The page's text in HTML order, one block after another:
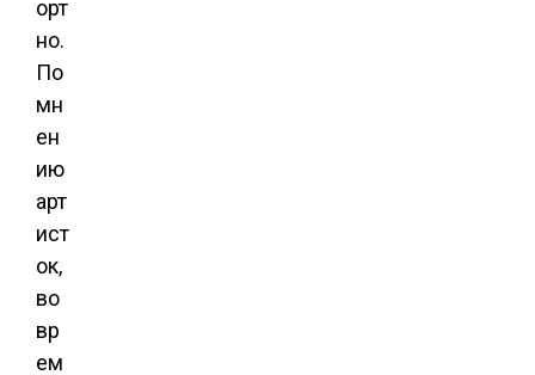
орт
но.
По
мн
ен
ию
арт
ист
ок,
во
вр
ем